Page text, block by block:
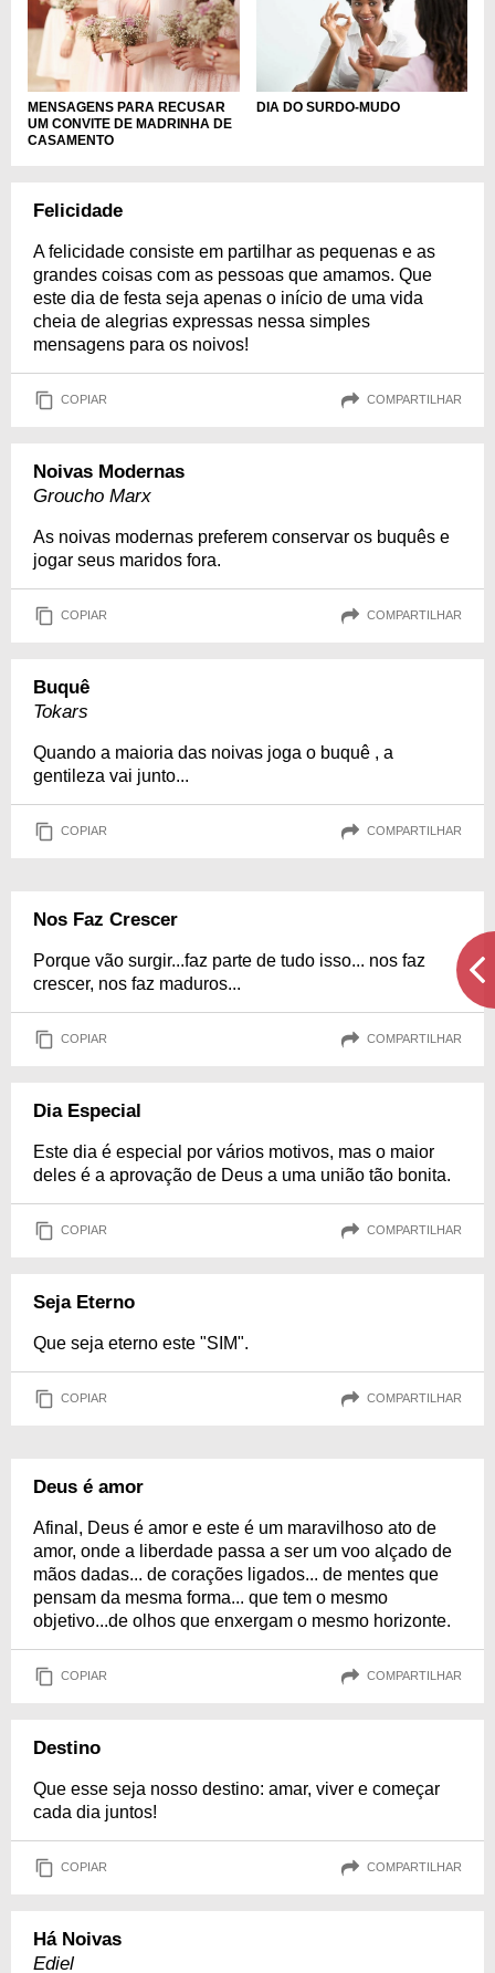
MENSAGENS PARA RECUSAR
UM CONVITE DE MADRINHA DE
CASAMENTO
DIA DO SURDO-MUDO
Felicidade
A felicidade consiste em partilhar as pequenas e as
grandes coisas com as pessoas que amamos. Que
este dia de festa seja apenas o início de uma vida
cheia de alegrias expressas nessa simples
mensagens para os noivos!
COPIAR COMPARTILHAR
Noivas Modernas
Groucho Marx
As noivas modernas preferem conservar os buquês e
jogar seus maridos fora.
COPIAR COMPARTILHAR
Buquê
Tokars
Quando a maioria das noivas joga o buquê , a
gentileza vai junto...
COPIAR COMPARTILHAR
Nos Faz Crescer
Porque vão surgir...faz parte de tudo isso... nos faz
crescer, nos faz maduros...
COPIAR COMPARTILHAR
Dia Especial
Este dia é especial por vários motivos, mas o maior
deles é a aprovação de Deus a uma união tão bonita.
COPIAR COMPARTILHAR
Seja Eterno
Que seja eterno este "SIM".
COPIAR COMPARTILHAR
Deus é amor
Afinal, Deus é amor e este é um maravilhoso ato de
amor, onde a liberdade passa a ser um voo alçado de
mãos dadas... de corações ligados... de mentes que
pensam da mesma forma... que tem o mesmo
objetivo...de olhos que enxergam o mesmo horizonte.
COPIAR COMPARTILHAR
Destino
Que esse seja nosso destino: amar, viver e começar
cada dia juntos!
COPIAR COMPARTILHAR
Há Noivas
Ediel